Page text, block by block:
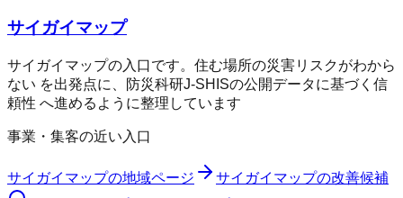
サイガイマップ
サイガイマップの入口です。住む場所の災害リスクがわから
ない を出発点に、防災科研J-SHISの公開データに基づく信
頼性 へ進めるように整理しています
事業・集客の近い入口
サイガイマップの地域ページ サイガイマップの改善候補